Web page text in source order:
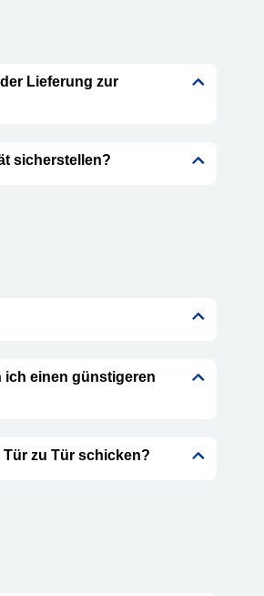
Lieferung zur
sicherstellen?
ich einen günstigeren
zu Tür schicken?